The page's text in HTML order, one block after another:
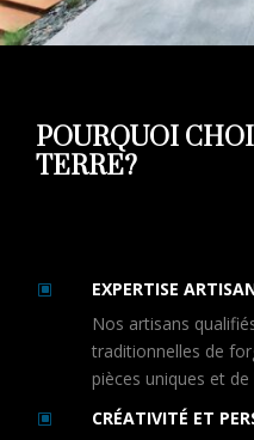
POURQUOI
TERRE?
W
EXPERTISE
Nos artisans
traditionnelles de
pièces uniques et
W
CRÉATIVITÉ ET